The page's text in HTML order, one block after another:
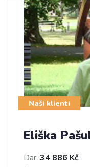
Naši klienti
Eliška
Dar: 34 886 Kč